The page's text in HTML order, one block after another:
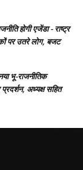
होगी एजेंडा - राष्ट्र
पर उतरे लोग, बजट
भू-राजनीतिक
अध्यक्ष सहित